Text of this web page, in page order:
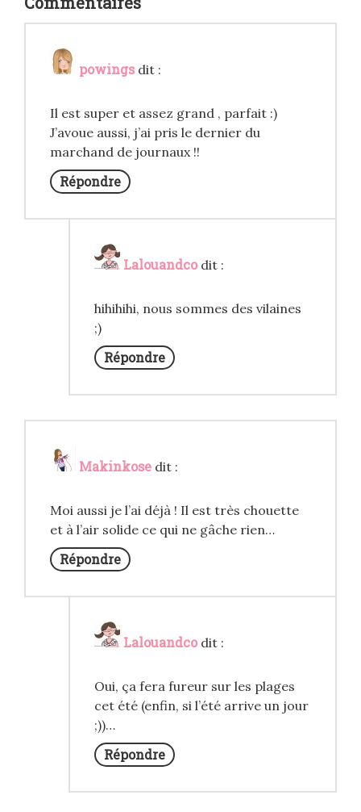
powings dit :
Il est super et assez grand , parfait :)
J’avoue aussi, j’ai pris le dernier du
marchand de journaux !!
Répondre
Lalouandco dit :
hihihihi, nous sommes des vilaines
;)
Répondre
Makinkose dit :
Moi aussi je l’ai déjà ! Il est très chouette
et à l’air solide ce qui ne gâche rien…
Répondre
Lalouandco dit :
Oui, ça fera fureur sur les plages
cet été (enfin, si l’été arrive un jour
;))…
Répondre